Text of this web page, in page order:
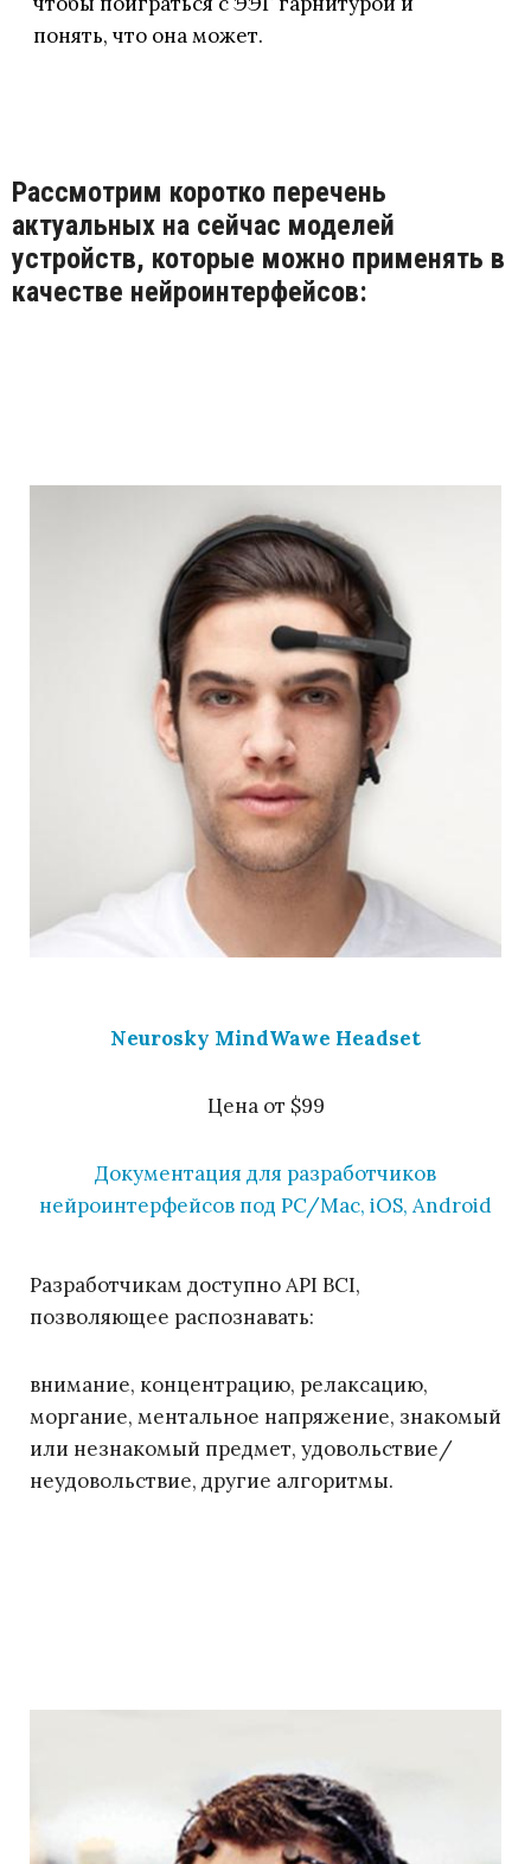
понять, что она может.
Рассмотрим коротко перечень
актуальных на сейчас моделей
устройств, которые можно применять в
качестве нейроинтерфейсов:
Neurosky MindWawe Headset
Цена от $99
Документация для разработчиков
нейроинтерфейсов под PC/Mac, iOS, Android
Разработчикам доступно API BCI,
позволяющее распознавать:
внимание, концентрацию, релаксацию,
моргание, ментальное напряжение, знакомый
или незнакомый предмет, удовольствие/
неудовольствие, другие алгоритмы.